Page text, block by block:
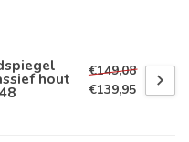
hout
€149,08
€139,95